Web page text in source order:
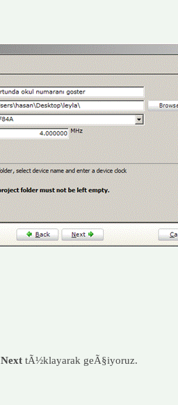
NexttÃ½klayarak geÃ§iyoruz.